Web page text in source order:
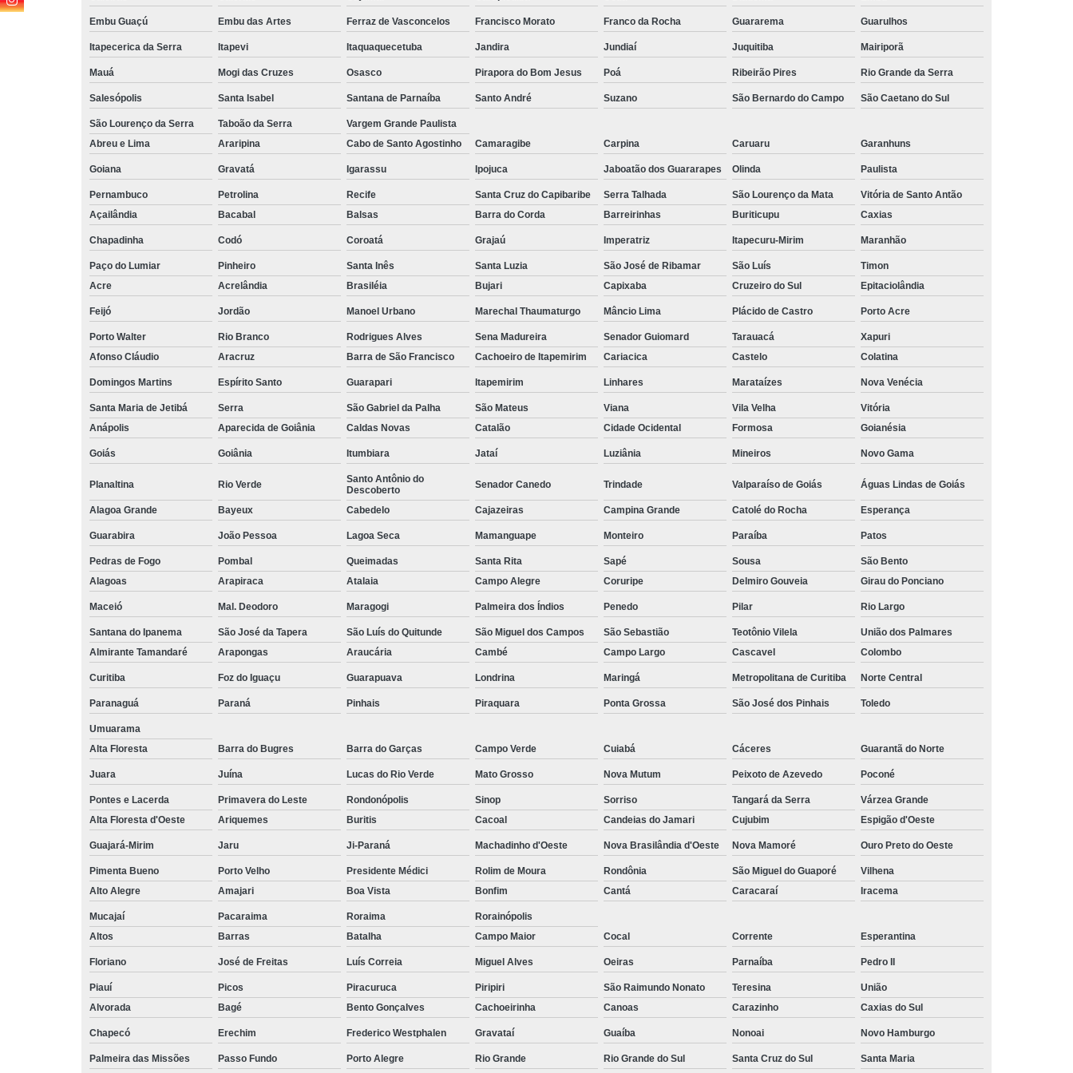
Tela para Viveiro de Mudas
Tela para Viveiro de Plantas
Tela Redutora Térmica
Tela de Ráfia
Tela de Ráfia Branca
Tela de Ráfia Cor Branca
Tela de Ráfia Laminada
Tela de Ráfia para Cerco
Tela de Ráfia para Sombra
Tela Ráfia
Tela Ráfia de Solo Tela Ráfia Laminada
Tela Ráfia Metalizada
Tela de Sombreamento para Condomínio
Tela de Sombreamento para Estacionamento
Tela Decorativa Costurada
Tela Decorativa Impermeável
Tela Decorativa Multiusos
Tela Decorativa para Estacionamento
Tela Decorativa para Garagem
Tela Decorativa Sombra Forte
Tela para Sombreamento Colorida
Tela Sombreamento para Garagem
Tela Aviário Profissional
Tela Avicultura
Tela Hexagonal Galvanizada
Tela para Galinha
Tela para Galinheiro
Tela para Pinteiro
Tela para Silos Tela para Viveiro
Tela para Viveiro de Aves
Tela para Viveiro de Galinhas
Tela Piscicultura
Tela Plástica para Peixes
Tela Mangueirão Suínos
Tela para Secagem de Cacau
Tela para Tanque de Peixe
Tela Plástica Galineiro
Tela Plástica para Alambrado
Tela Plástica para Alevinos
Tela Plástica para Artesanato
Tela Plástica para Cercamento
Tela Plástica para Engorda de Peixes
Tela Plástica Pinteiro
Tela Plástica Viveiro
Tela Touro Square 10x10
Tela Touro Square 20x20
Travesseiro de Ostras
Tela Sombrite
Tela Sombrite 50
Tela Sombrite 70 Tela Sombrite 80
Tela Sombrite Branca
Tela Sombrite Decorativa
Tela Sombrite Monofilamento
Tela Sombrite para Alface
Tela Sombrite para Garagem
Tela Sombrite para Horta
Tela Sombrite para Viveiro de Mudas
Embu Guaçú Embu das Artes Ferraz de Vasconcelos Francisco Morato Franco da Rocha Guararema Guarulhos
Itapecerica da Serra Itapevi Itaquaquecetuba Jandira Jundiaí Juquitiba Mairiporã
Mauá Mogi das Cruzes Osasco Pirapora do Bom Jesus Poá Ribeirão Pires Rio Grande da Serra
Salesópolis Santa Isabel Santana de Parnaíba Santo André Suzano São Bernardo do Campo São Caetano do Sul
São Lourenço da Serra Taboão da Serra
Vargem Grande Paulista
Abreu e Lima
Araripina Cabo de Santo Agostinho Camaragibe Carpina Caruaru Garanhuns
Goiana Gravatá Igarassu Ipojuca Jaboatão dos Guararapes Olinda Paulista
Pernambuco Petrolina Recife Santa Cruz do Capibaribe Serra Talhada São Lourenço da Mata
Vitória de Santo Antão
Açailândia
Bacabal Balsas Barra do Corda Barreirinhas Buriticupu Caxias
Chapadinha Codó Coroatá Grajaú Imperatriz Itapecuru-Mirim Maranhão
Paço do Lumiar Pinheiro Santa Inês Santa Luzia São José de Ribamar São Luís
Timon
Acre
Acrelândia Brasiléia Bujari Capixaba Cruzeiro do Sul Epitaciolândia
Feijó Jordão Manoel Urbano Marechal Thaumaturgo Mâncio Lima Plácido de Castro Porto Acre
Porto Walter Rio Branco Rodrigues Alves Sena Madureira Senador Guiomard Tarauacá
Xapuri
Afonso Cláudio
Aracruz Barra de São Francisco Cachoeiro de Itapemirim Cariacica Castelo Colatina
Domingos Martins Espírito Santo Guarapari Itapemirim Linhares Marataízes Nova Venécia
Santa Maria de Jetibá Serra São Gabriel da Palha São Mateus Viana Vila Velha
Vitória
Anápolis
Aparecida de Goiânia Caldas Novas Catalão Cidade Ocidental Formosa Goianésia
Goiás Goiânia Itumbiara Jataí Luziânia Mineiros Novo Gama
Planaltina Rio Verde
Santo Antônio do
Descoberto
Senador Canedo Trindade Valparaíso de Goiás Águas Lindas de Goiás
Alagoa Grande Bayeux Cabedelo Cajazeiras Campina Grande Catolé do Rocha Esperança
Guarabira João Pessoa Lagoa Seca Mamanguape Monteiro Paraíba Patos
Pedras de Fogo Pombal Queimadas Santa Rita Sapé Sousa
São Bento
Alagoas
Arapiraca Atalaia Campo Alegre Coruripe Delmiro Gouveia Girau do Ponciano
Maceió Mal. Deodoro Maragogi Palmeira dos Índios Penedo Pilar Rio Largo
Santana do Ipanema São José da Tapera São Luís do Quitunde São Miguel dos Campos São Sebastião Teotônio Vilela
União dos Palmares
Almirante Tamandaré
Arapongas Araucária Cambé Campo Largo Cascavel Colombo
Curitiba Foz do Iguaçu Guarapuava Londrina Maringá Metropolitana de Curitiba Norte Central
Paranaguá Paraná Pinhais Piraquara Ponta Grossa São José dos Pinhais Toledo
Umuarama
Alta Floresta
Barra do Bugres Barra do Garças Campo Verde Cuiabá Cáceres Guarantã do Norte
Juara Juína Lucas do Rio Verde Mato Grosso Nova Mutum Peixoto de Azevedo Poconé
Pontes e Lacerda Primavera do Leste Rondonópolis Sinop Sorriso Tangará da Serra
Várzea Grande
Alta Floresta d'Oeste
Ariquemes Buritis Cacoal Candeias do Jamari Cujubim Espigão d'Oeste
Guajará-Mirim Jaru Ji-Paraná Machadinho d'Oeste Nova Brasilândia d'Oeste Nova Mamoré Ouro Preto do Oeste
Pimenta Bueno Porto Velho Presidente Médici Rolim de Moura Rondônia São Miguel do Guaporé
Vilhena
Alto Alegre
Amajari Boa Vista Bonfim Cantá Caracaraí Iracema
Mucajaí Pacaraima Roraima
Rorainópolis
Altos
Barras Batalha Campo Maior Cocal Corrente Esperantina
Floriano José de Freitas Luís Correia Miguel Alves Oeiras Parnaíba Pedro II
Piauí Picos Piracuruca Piripiri São Raimundo Nonato Teresina
União
Alvorada
Bagé Bento Gonçalves Cachoeirinha Canoas Carazinho Caxias do Sul
Chapecó Erechim Frederico Westphalen Gravataí Guaíba Nonoai Novo Hamburgo
Palmeira das Missões Passo Fundo Porto Alegre Rio Grande Rio Grande do Sul Santa Cruz do Sul Santa Maria